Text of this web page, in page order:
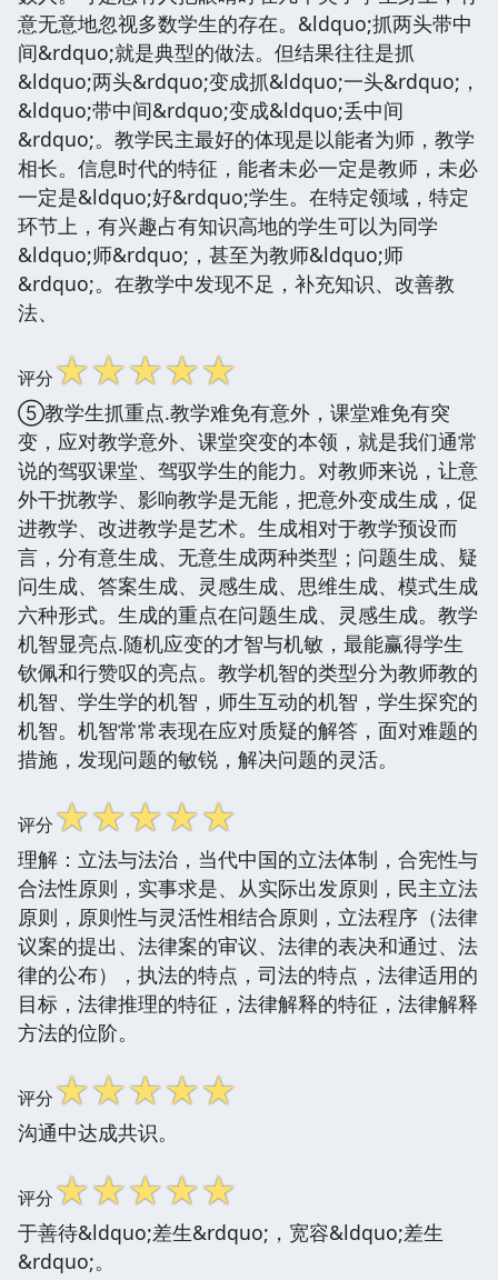
意无意地忽视多数学生的存在。&ldquo;抓两头带中
间&rdquo;就是典型的做法。但结果往往是抓
&ldquo;两头&rdquo;变成抓&ldquo;一头&rdquo;，
&ldquo;带中间&rdquo;变成&ldquo;丢中间
&rdquo;。教学民主最好的体现是以能者为师，教学
相长。信息时代的特征，能者未必一定是教师，未必
一定是&ldquo;好&rdquo;学生。在特定领域，特定
环节上，有兴趣占有知识高地的学生可以为同学
&ldquo;师&rdquo;，甚至为教师&ldquo;师
&rdquo;。在教学中发现不足，补充知识、改善教
法、
评分☆☆☆☆☆
⑤教学生抓重点.教学难免有意外，课堂难免有突
变，应对教学意外、课堂突变的本领，就是我们通常
说的驾驭课堂、驾驭学生的能力。对教师来说，让意
外干扰教学、影响教学是无能，把意外变成生成，促
进教学、改进教学是艺术。生成相对于教学预设而
言，分有意生成、无意生成两种类型；问题生成、疑
问生成、答案生成、灵感生成、思维生成、模式生成
六种形式。生成的重点在问题生成、灵感生成。教学
机智显亮点.随机应变的才智与机敏，最能赢得学生
钦佩和行赞叹的亮点。教学机智的类型分为教师教的
机智、学生学的机智，师生互动的机智，学生探究的
机智。机智常常表现在应对质疑的解答，面对难题的
措施，发现问题的敏锐，解决问题的灵活。
评分☆☆☆☆☆
理解：立法与法治，当代中国的立法体制，合宪性与
合法性原则，实事求是、从实际出发原则，民主立法
原则，原则性与灵活性相结合原则，立法程序（法律
议案的提出、法律案的审议、法律的表决和通过、法
律的公布），执法的特点，司法的特点，法律适用的
目标，法律推理的特征，法律解释的特征，法律解释
方法的位阶。
评分☆☆☆☆☆
沟通中达成共识。
评分☆☆☆☆☆
于善待&ldquo;差生&rdquo;，宽容&ldquo;差生
&rdquo;。